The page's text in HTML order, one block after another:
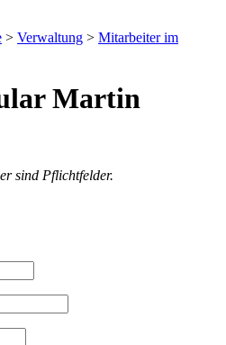
> Verwaltung > Mitarbeiter im
Martin
sind Pflichtfelder.